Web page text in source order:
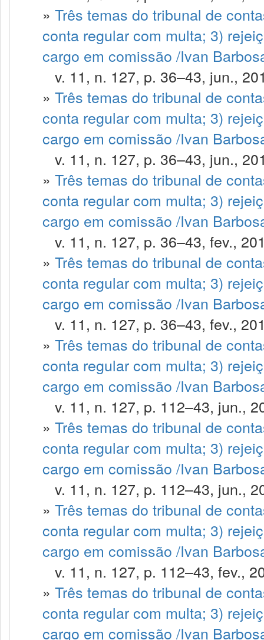
» Três temas do tribunal de
conta regular com multa; 3)
cargo em comissão /Ivan
v. 11, n. 127, p. 36–43, jun.,
» Três temas do tribunal de
conta regular com multa; 3)
cargo em comissão /Ivan
v. 11, n. 127, p. 36–43, jun.,
» Três temas do tribunal de
conta regular com multa; 3)
cargo em comissão /Ivan
v. 11, n. 127, p. 36–43, fev.,
» Três temas do tribunal de
conta regular com multa; 3)
cargo em comissão /Ivan
v. 11, n. 127, p. 36–43, fev.,
» Três temas do tribunal de
conta regular com multa; 3)
cargo em comissão /Ivan
v. 11, n. 127, p. 112–43, jun.,
» Três temas do tribunal de
conta regular com multa; 3)
cargo em comissão /Ivan
v. 11, n. 127, p. 112–43, jun.,
» Três temas do tribunal de
conta regular com multa; 3)
cargo em comissão /Ivan
v. 11, n. 127, p. 112–43, fev.,
» Três temas do tribunal de
conta regular com multa; 3)
cargo em comissão /Ivan